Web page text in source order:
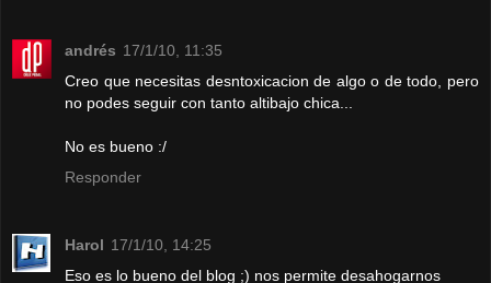
andrés 17/1/10, 11:35
Creo que necesitas desntoxicacion de algo o de todo, pero
no podes seguir con tanto altibajo chica...
No es bueno :/
Responder
Harol 17/1/10, 14:25
Eso es lo bueno del blog ;) nos permite desahogarnos